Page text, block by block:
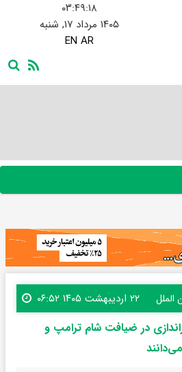
۰۳:۴۹:۱۹
۱۴۰۵ مرداد ۱۷, شنبه
EN AR
الملل ۲۲ اردیبهشت ۱۴۰۵ ۰۶:۵۲
در ضیافت شام ترامپ و